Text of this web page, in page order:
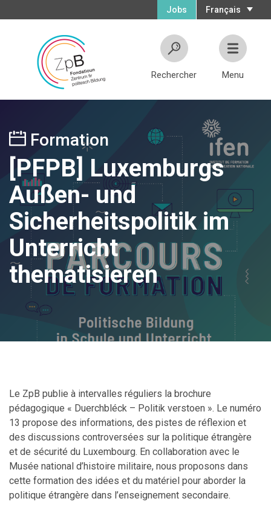
Français
Jobs
Rechercher Menu
Formation
[PFPB] Luxemburgs
Außen- und
Sicherheitspolitik im
Unterricht
thematisieren
Le ZpB publie à intervalles réguliers la brochure
pédagogique « Duerchbléck – Politik verstoen ». Le numéro
13 propose des informations, des pistes de réflexion et
des discussions controversées sur la politique étrangère
et de sécurité du Luxembourg. En collaboration avec le
Musée national d’histoire militaire, nous proposons dans
cette formation des idées et du matériel pour aborder la
politique étrangère dans l’enseignement secondaire.